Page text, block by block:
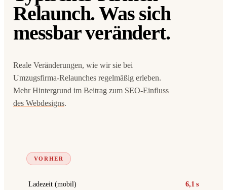
Relaunch.Was sich
messbar verändert.
Reale Veränderungen, wie wir sie bei
Umzugsfirma-Relaunches regelmäßig erleben.
Mehr Hintergrund im Beitrag zum SEO-Einfluss
des Webdesigns.
VORHER
Ladezeit (mobil) 6,1 s